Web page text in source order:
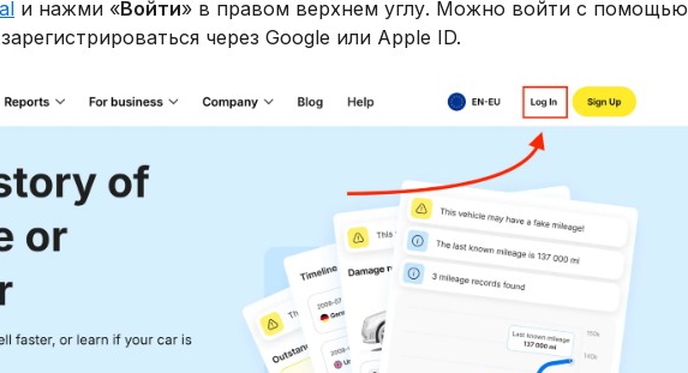
и нажми «Войти» в правом верхнем углу. Можно войти с помощью
через Google или Apple ID.